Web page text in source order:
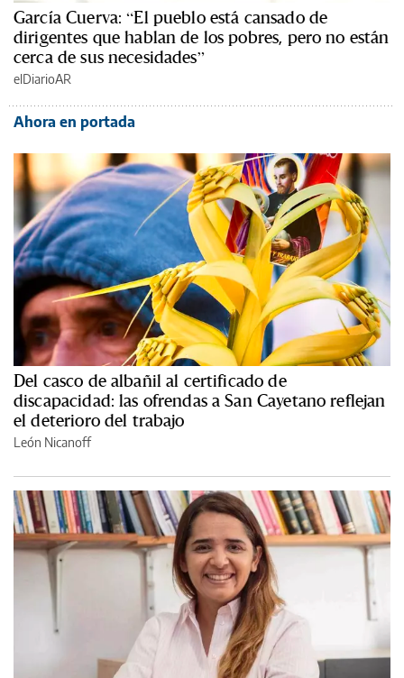
García Cuerva: “El pueblo está cansado de
dirigentes que hablan de los pobres, pero no están
cerca de sus necesidades”
elDiarioAR
Ahora en portada
Del casco de albañil al certificado de
discapacidad: las ofrendas a San Cayetano reflejan
el deterioro del trabajo
León Nicanoff